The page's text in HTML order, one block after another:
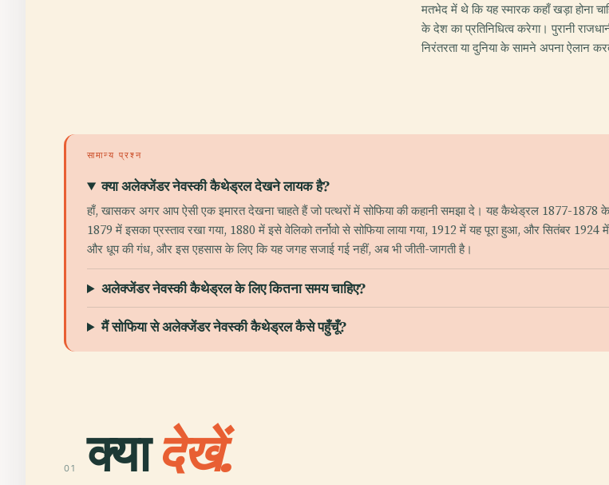
मतभेद में थे कि यह स्मारक कहाँ खड़ा होना
के देश का प्रतिनिधित्व करेगा। पुरानी
निरंतरता या दुनिया के सामने अपना ऐलान
सामान्य प्रश्न
क्या अलेक्जेंडर नेवस्की कैथेड्रल देखने लायक है?
हाँ, खासकर अगर आप ऐसी एक इमारत देखना चाहते हैं जो पत्थरों में सोफिया की कहानी समझा दे। यह कैथेड्रल 1877-1878 के
1879 में इसका प्रस्ताव रखा गया, 1880 में इसे वेलिको तर्नोवो से सोफिया लाया गया, 1912 में यह पूरा हुआ, और सितंबर
और धूप की गंध, और इस एहसास के लिए कि यह जगह सजाई गई नहीं, अब भी जीती-जागती है।
अलेक्जेंडर नेवस्की कैथेड्रल के लिए कितना समय चाहिए?
मैं सोफिया से अलेक्जेंडर नेवस्की कैथेड्रल कैसे पहुँचूँ?
01 क्यादेखें.